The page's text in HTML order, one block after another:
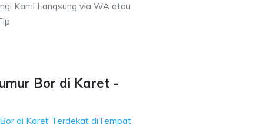
Kami Langsung via WA atau
Bor di Karet -
di Karet Terdekat diTempat